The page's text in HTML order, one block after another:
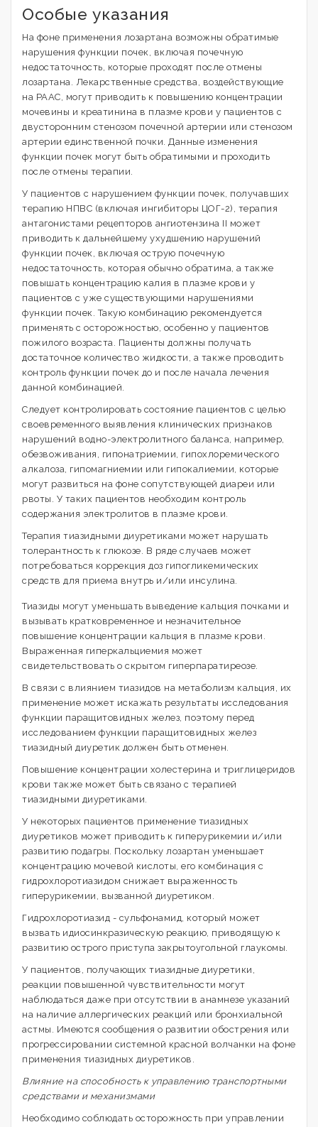
Особые указания
На фоне применения лозартана возможны обратимые
нарушения функции почек, включая почечную
недостаточность, которые проходят после отмены
лозартана. Лекарственные средства, воздействующие
на РААС, могут приводить к повышению концентрации
мочевины и креатинина в плазме крови у пациентов с
двусторонним стенозом почечной артерии или стенозом
артерии единственной почки. Данные изменения
функции почек могут быть обратимыми и проходить
после отмены терапии.
У пациентов с нарушением функции почек, получавших
терапию НПВС (включая ингибиторы ЦОГ-2), терапия
антагонистами рецепторов ангиотензина II может
приводить к дальнейшему ухудшению нарушений
функции почек, включая острую почечную
недостаточность, которая обычно обратима, а также
повышать концентрацию калия в плазме крови у
пациентов с уже существующими нарушениями
функции почек. Такую комбинацию рекомендуется
применять с осторожностью, особенно у пациентов
пожилого возраста. Пациенты должны получать
достаточное количество жидкости, а также проводить
контроль функции почек до и после начала лечения
данной комбинацией.
Следует контролировать состояние пациентов с целью
своевременного выявления клинических признаков
нарушений водно-электролитного баланса, например,
обезвоживания, гипонатриемии, гипохлоремического
алкалоза, гипомагниемии или гипокалиемии, которые
могут развиться на фоне сопутствующей диареи или
рвоты. У таких пациентов необходим контроль
содержания электролитов в плазме крови.
Терапия тиазидными диуретиками может нарушать
толерантность к глюкозе. В ряде случаев может
потребоваться коррекция доз гипогликемических
средств для приема внутрь и/или инсулина.
Тиазиды могут уменьшать выведение кальция почками и
вызывать кратковременное и незначительное
повышение концентрации кальция в плазме крови.
Выраженная гиперкальциемия может
свидетельствовать о скрытом гиперпаратиреозе.
В связи с влиянием тиазидов на метаболизм кальция, их
применение может искажать результаты исследования
функции паращитовидных желез, поэтому перед
исследованием функции паращитовидных желез
тиазидный диуретик должен быть отменен.
Повышение концентрации холестерина и триглицеридов
крови также может быть связано с терапией
тиазидными диуретиками.
У некоторых пациентов применение тиазидных
диуретиков может приводить к гиперурикемии и/или
развитию подагры. Поскольку лозартан уменьшает
концентрацию мочевой кислоты, его комбинация с
гидрохлоротиазидом снижает выраженность
гиперурикемии, вызванной диуретиком.
Гидрохлоротиазид - сульфонамид, который может
вызвать идиосинкразическую реакцию, приводящую к
развитию острого приступа закрытоугольной глаукомы.
У пациентов, получающих тиазидные диуретики,
реакции повышенной чувствительности могут
наблюдаться даже при отсутствии в анамнезе указаний
на наличие аллергических реакций или бронхиальной
астмы. Имеются сообщения о развитии обострения или
прогрессировании системной красной волчанки на фоне
применения тиазидных диуретиков.
Влияние на способность к управлению транспортными
средствами и механизмами
Необходимо соблюдать осторожность при управлении